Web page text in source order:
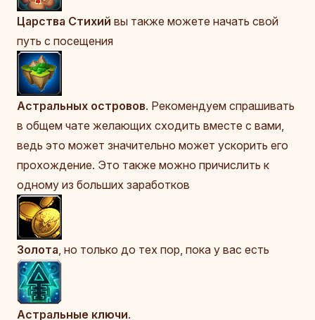
Царства Стихий вы также можете начать свой
путь с посещения
Астральных островов. Рекомендуем спрашивать
в общем чате желающих сходить вместе с вами,
ведь это может значительно может ускорить его
прохождение. Это также можно причислить к
одному из больших заработков
Золота , но только до тех пор, пока у вас есть
Астральные ключи.